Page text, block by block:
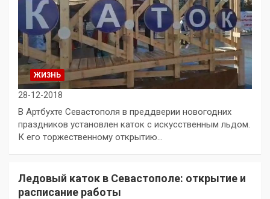
ЖИЗНЬ
28-12-2018
В Артбухте Севастополя в преддверии новогодних
праздников установлен каток с искусственным льдом.
К его торжественному открытию…
Ледовый каток в Севастополе: открытие и
расписание работы